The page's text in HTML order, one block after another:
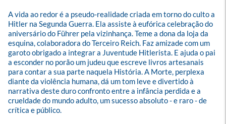
A vida ao redor é a pseudo-realidade criada em torno do culto a
Hitler na Segunda Guerra. Ela assiste à eufórica celebração do
aniversário do Führer pela vizinhança. Teme a dona da loja da
esquina, colaboradora do Terceiro Reich. Faz amizade com um
garoto obrigado a integrar a Juventude Hitlerista. E ajuda o pai
a esconder no porão um judeu que escreve livros artesanais
para contar a sua parte naquela História. A Morte, perplexa
diante da violência humana, dá um tom leve e divertido à
narrativa deste duro confronto entre a infância perdida e a
crueldade do mundo adulto, um sucesso absoluto - e raro - de
crítica e público.